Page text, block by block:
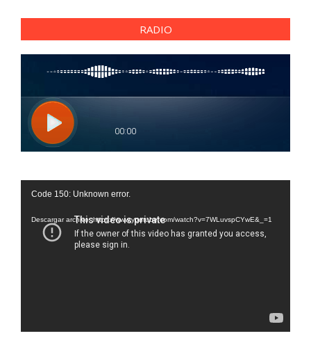
RADIO
Reproductor
vídeo
Code 150: Unknown error.
Descargar archivo: https://www.youtube.com/watch?v=7WLuvspCYwE&_=1